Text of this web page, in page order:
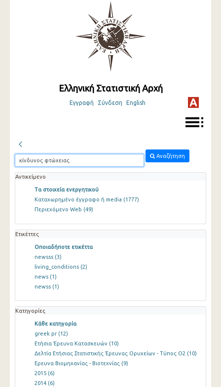
Ελληνική Στατιστική Αρχή
Εγγραφή Σύνδεση English
Αναζήτηση
Αντικείμενο
Τα στοιχεία ενεργητικού
Καταχωρημένο έγγραφο ή media (1777)
Περιεχόμενο Web (49)
Ετικέττες
Οποιαδήποτε ετικέττα
newsss (3)
living_conditions (2)
news (1)
newss (1)
Κατηγορίες
Κάθε κατηγορία
greek pr (12)
Ετήσια Έρευνα Κατασκευών (10)
Δελτία Ετήσιας Στατιστικής Έρευνας Ορυχείων - Τύπος Ο2 (10)
Ερευνα Βιομηχανίας - Βιοτεχνίας (9)
2015 (6)
2014 (6)